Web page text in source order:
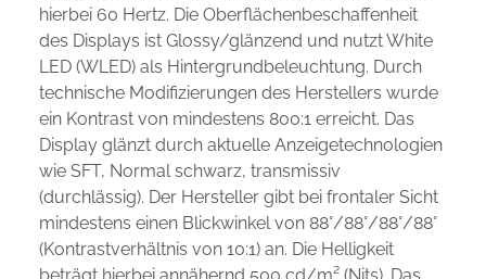
hierbei 60 Hertz. Die Oberflächenbeschaffenheit
des Displays ist Glossy/glänzend und nutzt White
LED (WLED) als Hintergrundbeleuchtung. Durch
technische Modifizierungen des Herstellers wurde
ein Kontrast von mindestens 800:1 erreicht. Das
Display glänzt durch aktuelle Anzeigetechnologien
wie SFT, Normal schwarz, transmissiv
(durchlässig). Der Hersteller gibt bei frontaler Sicht
mindestens einen Blickwinkel von 88°/88°/88°/88°
(Kontrastverhältnis von 10:1) an. Die Helligkeit